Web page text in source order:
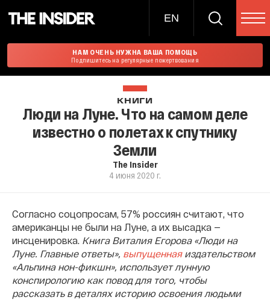
EN
НАМ ОЧЕНЬ НУЖНА ВАША ПОМОЩЬ
Подпишитесь на регулярные пожертвования
КНИГИ
Люди на Луне. Что на самом деле
известно о полетах к спутнику
Земли
The Insider
4 июня 2020 г.
Согласно соцопросам, 57% россиян считают, что
американцы не были на Луне, а их высадка —
инсценировка. Книга Виталия Егорова «Люди на
Луне. Главные ответы», выпущеннаяиздательством
«Альпина нон-фикшн», использует лунную
конспирологию как повод для того, чтобы
рассказать в деталях историю освоения людьми